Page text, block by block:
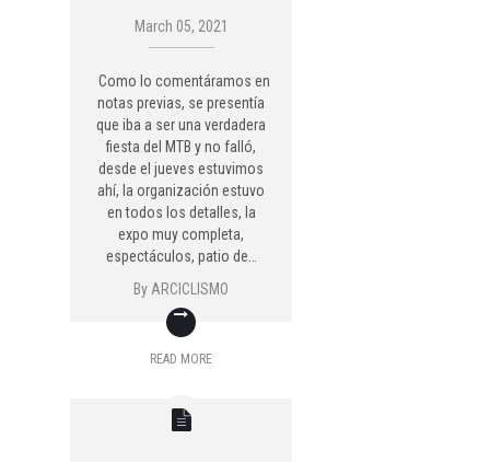
March 05, 2021
Como lo comentáramos en
notas previas, se presentía
que iba a ser una verdadera
fiesta del MTB y no falló,
desde el jueves estuvimos
ahí, la organización estuvo
en todos los detalles, la
expo muy completa,
espectáculos, patio de…
By ARCICLISMO
READ MORE